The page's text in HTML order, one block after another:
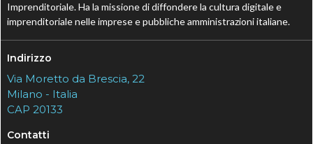
Imprenditoriale. Ha la missione di diffondere la cultura digitale e
imprenditoriale nelle imprese e pubbliche amministrazioni italiane.
Indirizzo
Via Moretto da Brescia, 22
Milano - Italia
CAP 20133
Contatti